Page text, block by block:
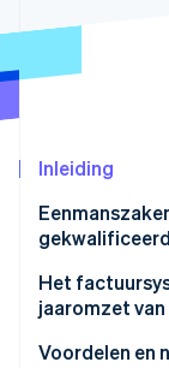
Oprichting
CO₂-
Inleiding
Het
jaaromzet
Voordelen en